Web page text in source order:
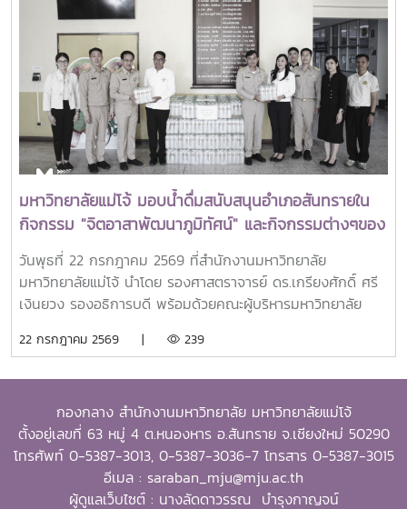
เก่าทุน SEARCA ผู้มีความสำเร็จโดดเด่นทางวิชาชีพ มีภาวะผู้นำ
และสร้างคุณูปการสำคัญต่อการพัฒนาการเกษตร ชนบท ชุมชน
และสังคมอย่างยั่งยืนรางวัล Outstanding SEARCA
Scholarship Alumni (OSSA) จัดตั้งขึ้นเพื่อเชิดชูเกียรติศิษย์
เก่าผู้ได้รับทุนการศึกษาระดับบัณฑิตศึกษาจาก SEARCA ซึ่งได้
นำองค์ความรู้ ประสบการณ์ และศักยภาพที่ได้รับจากการศึกษา
ไปสร้างคุณประโยชน์ต่อองค์กร ชุมชน ประเทศ และภูมิภาคเอเชีย
ตะวันออกเฉียงใต้ ตลอดจนเป็นแบบอย่างที่สะท้อนค่านิยมและ
ปรัชญาของ SEARCA ผ่านความสำเร็จในวิชาชีพ การบริการ
สาธารณะ และการอุทิศตนเพื่อส่วนรวมในปี 2026 การพิจารณา
รางวัลครอบคลุมผลงานสำคัญ 4 ด้าน ได้แก่ การสอน
(Teaching) การวิจัย (Research) การบริการสาธารณะและการ
พัฒนาชุมชน (Public Service and Community
Development) และธุรกิจการเกษตรและการเป็นผู้ประกอบการ
กับผลงานที่สามารถสร้างผลกระทบอย่างเป็นรูปธรรมต่อการ
จัดขึ้นในวาระเฉลิมฉลอง ครบรอบ 60 ปีของ SEARCA ซึ่งเป็น
องค์กรระดับภูมิภาคภายใต้ the Southeast Asian Ministers
of Education (SEAMEO) และมีบทบาทสำคัญในการพัฒนา
ศักยภาพบุคลากร ส่งเสริมการศึกษาและการวิจัย ตลอดจนสร้าง
เครือข่ายความร่วมมือเพื่อการพัฒนาการเกษตรและชนบทใน
มหาวิทยาลัยแม่โจ้ มอบน้ำดื่มสนับสนุนอำเภอสันทรายใน
กิจกรรม "จิตอาสาพัฒนาภูมิทัศน์" และกิจกรรมต่างๆของ
อำเภอสันทราย
วันพุธที่ 22 กรกฎาคม 2569 ที่สำนักงานมหาวิทยาลัย
มหาวิทยาลัยแม่โจ้ นำโดย รองศาสตราจารย์ ดร.เกรียงศักดิ์ ศรี
เงินยวง รองอธิการบดี พร้อมด้วยคณะผู้บริหารมหาวิทยาลัย
จำนวน 100 แพ็ค เพื่อใช้ในกิจกรรม “จิตอาสาพัฒนาภูมิทัศน์
พระเจ้าอยู่หัว เนื่องในโอกาสวันเฉลิมพระชนมพรรษา 28
กรกฎาคม 2569 พร้อมทั้งสนับสนุนโครงการ “ชาวเชียงใหม่ปลูก
ป่า รักษ์โลก เพิ่มพื้นที่สีเขียวสู่ชุมชน” แก่ผู้เข้าร่วมกิจกรรมและ
ประชาชนที่มาใช้บริการ
22 กรกฎาคม 2569 | 239
กองกลาง สำนักงานมหาวิทยาลัย มหาวิทยาลัยแม่โจ้
ตั้งอยู่เลขที่ 63 หมู่ 4 ต.หนองหาร อ.สันทราย จ.เชียงใหม่ 50290
โทรศัพท์ 0-5387-3013, 0-5387-3036-7 โทรสาร 0-5387-3015
อีเมล : saraban_mju@mju.ac.th
ผู้ดูแลเว็บไซต์ : นางลัดดาวรรณ บำรุงกาญจน์